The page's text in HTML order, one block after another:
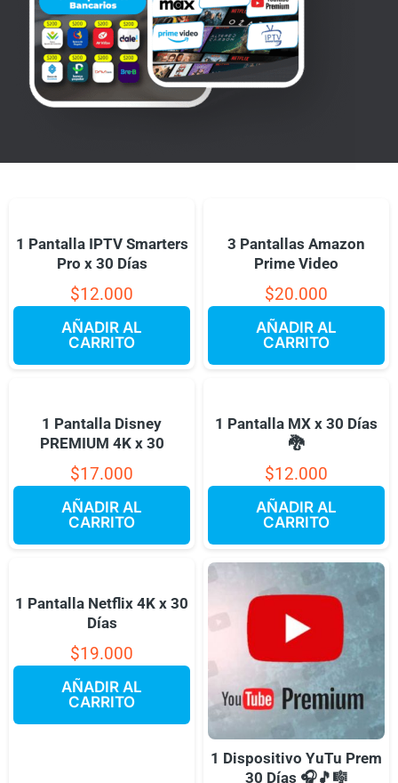
1 Pantalla IPTV Smarters
Pro x 30 Días
$12.000
AÑADIR AL
CARRITO
3 Pantallas Amazon
Prime Video
$20.000
AÑADIR AL
CARRITO
1 Pantalla Disney
PREMIUM 4K x 30
$17.000
AÑADIR AL
CARRITO
1 Pantalla MX x 30 Días
🐉
$12.000
AÑADIR AL
CARRITO
1 Pantalla Netflix 4K x 30
Días
$19.000
AÑADIR AL
CARRITO
1 Dispositivo YuTu Prem
30 Días 🎧🎵🎼